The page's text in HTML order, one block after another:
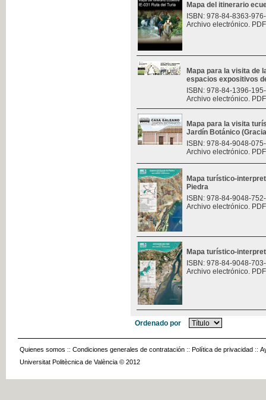
Mapa del itinerario
ISBN: 978-84-8363-
Archivo electrónico.
Mapa para la visita de
espacios expositivos
ISBN: 978-84-1396-
Archivo electrónico.
Mapa para la visita
Jardín Botánico
ISBN: 978-84-9048-
Archivo electrónico.
Mapa turístico-
Piedra
ISBN: 978-84-9048-
Archivo electrónico.
Mapa turístico-
ISBN: 978-84-9048-
Archivo electrónico.
Ordenado por
Quienes somos :: Condiciones generales de contratación :: Política de privacidad ::
Universitat Politècnica de València © 2012